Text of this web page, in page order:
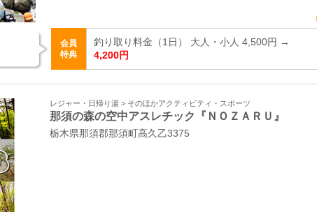
会員
特典
釣り取り料金（1日） 大人・小人 4,500円 →
4,200円
レジャー・日帰り湯 > そのほかアクティビティ・スポーツ
那須の森の空中アスレチック『ＮＯＺＡＲＵ』
栃木県那須郡那須町高久乙3375